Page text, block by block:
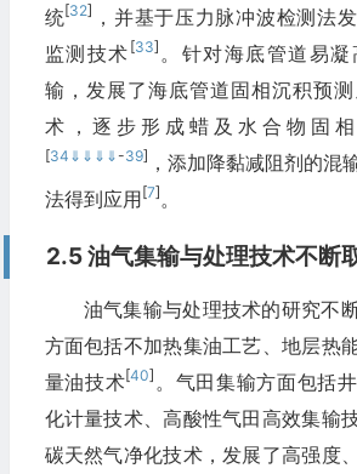
统[32] ，并基于压力脉冲波检测法
监测技术 [33] 。针对海底管道易
输，发展了海底管道固相沉积预
术，逐步形成蜡及水合物固
[34 ⇓ ⇓ ⇓ ⇓-39] ，添加降黏减阻剂的混
法得到应用[7] 。
2.5 油气集输与处理技术不断
油气集输与处理技术的研究不
方面包括不加热集油工艺、地层热
量油技术[40] 。气田集输方面包括
化计量技术、高酸性气田高效集输
碳天然气净化技术，发展了高强度